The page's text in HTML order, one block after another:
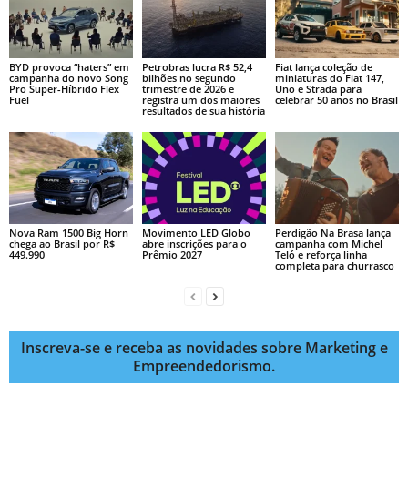
BYD provoca “haters” em
campanha do novo Song
Pro Super-Híbrido Flex
Fuel
Petrobras lucra R$ 52,4
bilhões no segundo
trimestre de 2026 e
registra um dos maiores
resultados de sua história
Fiat lança coleção de
miniaturas do Fiat 147,
Uno e Strada para
celebrar 50 anos no Brasil
Nova Ram 1500 Big Horn
chega ao Brasil por R$
449.990
Movimento LED Globo
abre inscrições para o
Prêmio 2027
Perdigão Na Brasa lança
campanha com Michel
Teló e reforça linha
completa para churrasco
Inscreva-se e receba as novidades sobre Marketing e
Empreendedorismo.